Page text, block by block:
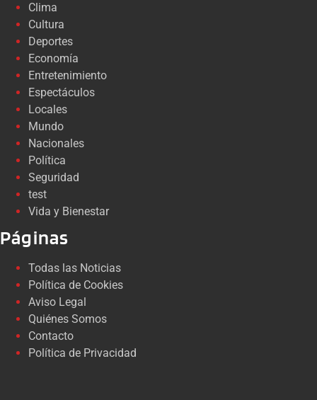
Clima
Cultura
Deportes
Economía
Entretenimiento
Espectáculos
Locales
Mundo
Nacionales
Política
Seguridad
test
Vida y Bienestar
Páginas
Todas las Noticias
Política de Cookies
Aviso Legal
Quiénes Somos
Contacto
Política de Privacidad